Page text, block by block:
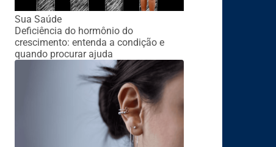
Sua Saúde
Deficiência do hormônio do
crescimento: entenda a condição e
quando procurar ajuda